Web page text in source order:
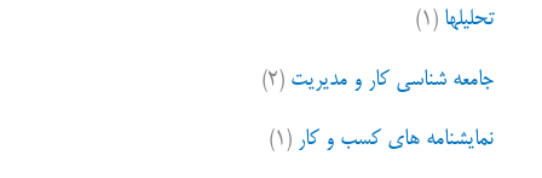
تحلیلها (۱)
جامعه شناسی کار و مدیریت (۲)
نمایشنامه های کسب و کار (۱)